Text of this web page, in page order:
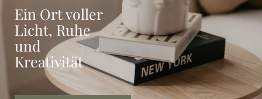
Ein Ort voller
Licht, Ruhe
und
Kreativität